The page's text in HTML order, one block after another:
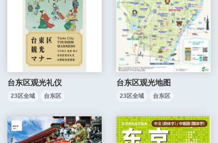
台东区观光礼仪
23区全域 台东区
台东区观光地图
23区全域 台东区